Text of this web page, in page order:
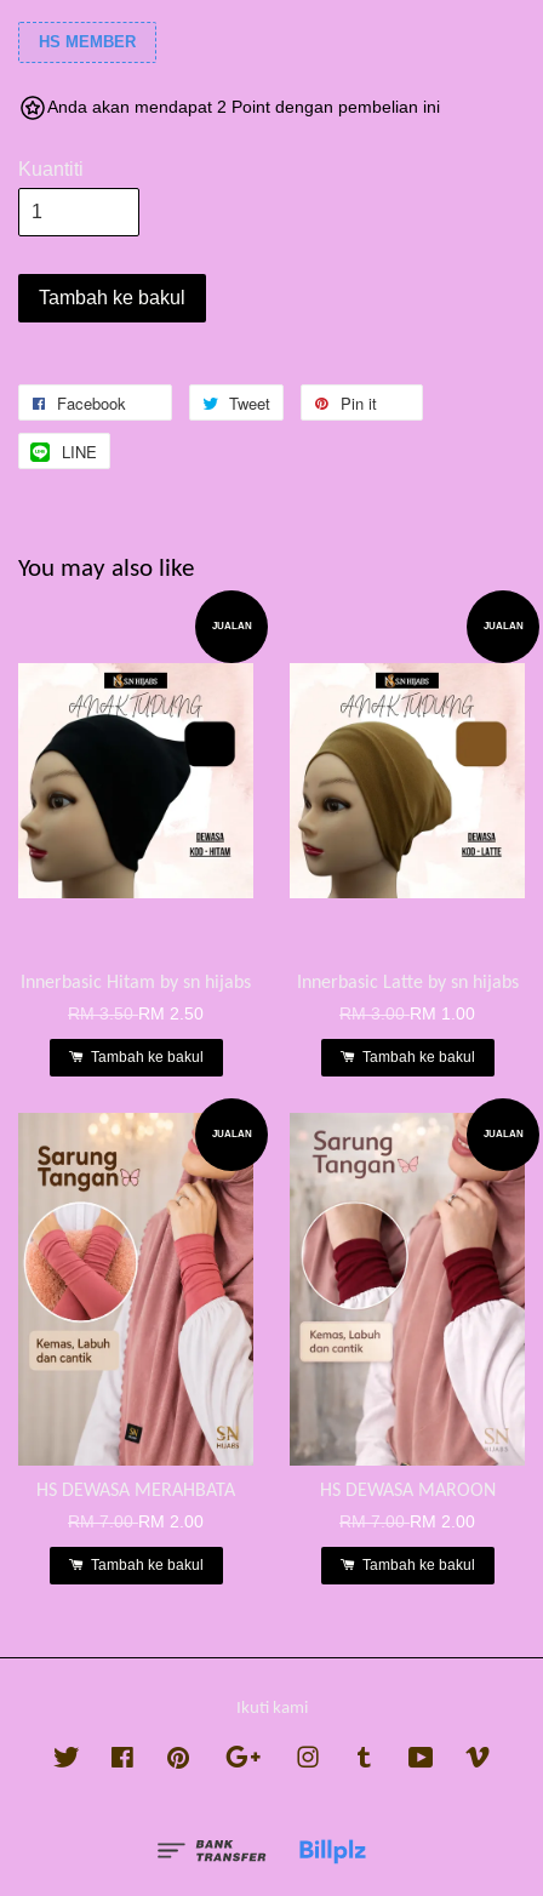
HS MEMBER
Anda akan mendapat 2 Point dengan pembelian ini
Kuantiti
Tambah ke bakul
Facebook Tweet Pin it
LINE
You may also like
JUALAN
Innerbasic Hitam by sn hijabs
RM 3.50RM 2.50
Tambah ke bakul
JUALAN
Innerbasic Latte by sn hijabs
RM 3.00RM 1.00
Tambah ke bakul
JUALAN
HS DEWASA MERAHBATA
RM 7.00RM 2.00
Tambah ke bakul
JUALAN
HS DEWASA MAROON
RM 7.00RM 2.00
Tambah ke bakul
Ikuti kami
Twitter FacebookPinterest Google InstagramTumblr YouTube